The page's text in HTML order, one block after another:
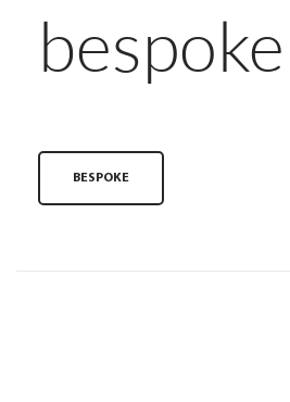
bespoke
BESPOKE